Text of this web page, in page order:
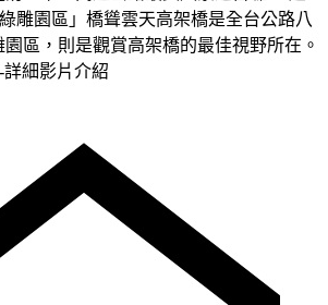
雕園區」橋聳雲天高架橋是全台公路八
區，則是觀賞高架橋的最佳視野所在。
細影片介紹